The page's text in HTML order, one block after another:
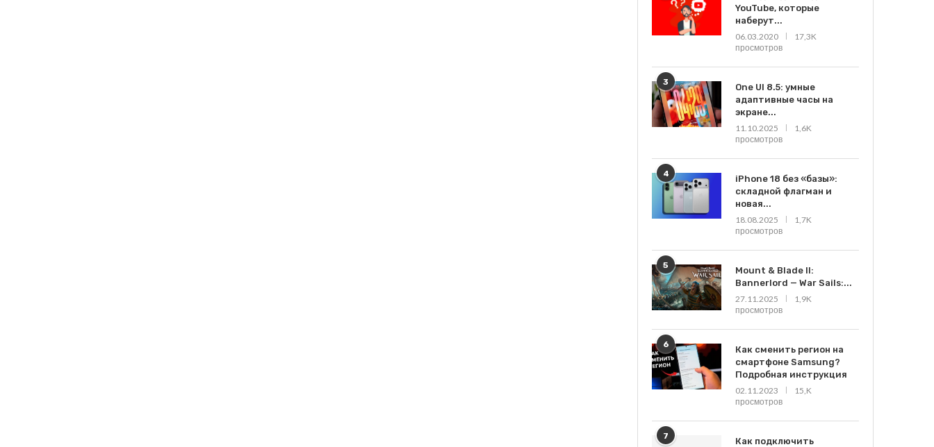
YouTube, которые
наберут...
06.03.2020
17,3K
просмотров
3
One UI 8.5: умные
адаптивные часы на
экране...
11.10.2025
1,6K
просмотров
4
iPhone 18 без «базы»:
складной флагман и
новая...
18.08.2025
1,7K
просмотров
5
Mount & Blade II:
Bannerlord — War Sails:...
27.11.2025
1,9K
просмотров
6
Как сменить регион на
смартфоне Samsung?
Подробная инструкция
02.11.2023
15,K
просмотров
7
Как подключить